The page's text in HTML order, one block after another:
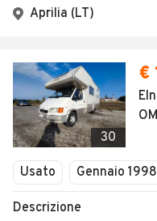
Aprilia (LT)
30
€
Usato Gennaio 1998
Descrizione